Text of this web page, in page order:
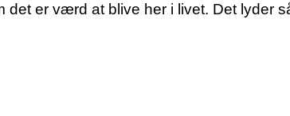
det er værd at blive her i livet. Det lyder